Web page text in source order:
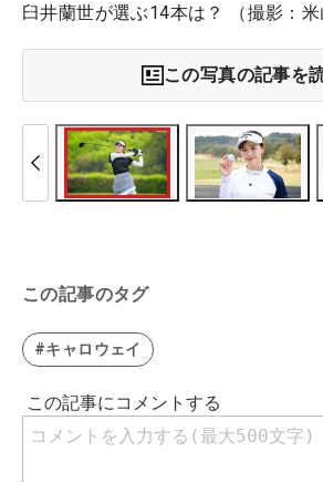
臼井蘭世が選ぶ14本は？ （撮影：米
この写真の記事を
この記事のタグ
#キャロウェイ